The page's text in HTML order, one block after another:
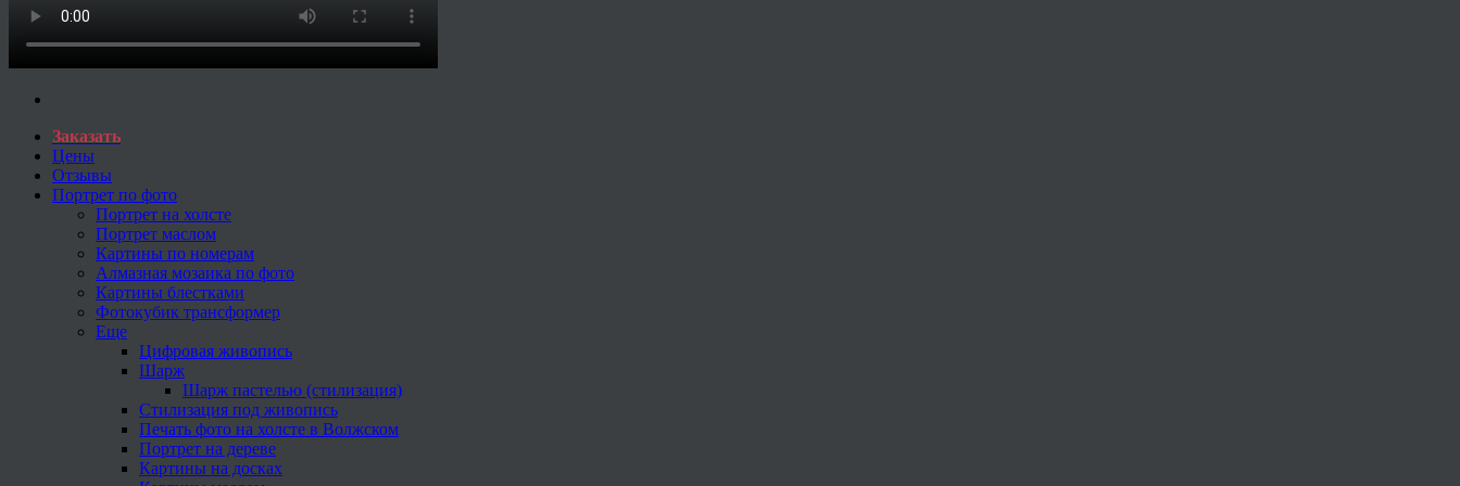
Заказать
Цены
Отзывы
Портрет по фото
Портрет на холсте
Портрет маслом
Картины по номерам
Алмазная мозаика по фото
Картины блестками
Фотокубик трансформер
Еще
Цифровая живопись
Шарж
Шарж пастелью (стилизация)
Стилизация под живопись
Печать фото на холсте в Волжском
Портрет на дереве
Картины на досках